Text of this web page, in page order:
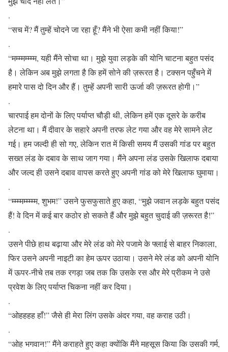
.
“सच में? मैं तुम्हें चोदने जा रहा हूँ? मैंने भी ऐसा कभी नहीं किया!”
.
“मम्म्मम्म्म्म, यही मैंने सोचा था। मुझे युवा लड़के की योनि चाटना बहुत पसंद
है। लेकिन अब मुझे लगता है कि हमें सोने की ज़रूरत है। टक्सन पहुँचने में
हमारे पास दो दिन और हैं। तुम्हें अपनी सारी ऊर्जा की ज़रूरत होगी।”
.
चारपाई हम दोनों के लिए पर्याप्त चौड़ी थी, लेकिन हमें एक दूसरे के करीब
लेटना था। मैं दीवार के सहारे अपनी तरफ लेट गया और वह मेरे सामने लेट
गई। हम जल्दी ही सो गए, लेकिन रात में किसी समय मैं उसकी गांड पर बहुत
सख्त लंड के दबाव के साथ जाग गया। मैंने अपना लंड उसके खिलाफ दबाया
और जल्द ही उसने दबाव वापस करते हुए अपनी गांड को मेरे खिलाफ घुमाया।
.
“म्म्म्मम्म्म्म्म, शुभम!” उसने फुसफुसाते हुए कहा, “मुझे जवान लड़के बहुत पसंद
हैं! वे दिन में कई बार कठोर हो सकते हैं और मुझे बहुत चुदाई की ज़रूरत है!”
.
उसने पीछे हाथ बढ़ाया और मेरे लंड को मेरे पजामे के फ्लाई से बाहर निकाला,
फिर उसने अपनी नाइटी का हेम ऊपर उठाया। उसने मेरे लंड को अपनी योनि
में ऊपर-नीचे तब तक रगड़ा जब तक कि उसके रस और मेरे प्रीकम ने उसे
प्रवेश के लिए पर्याप्त चिकना नहीं कर दिया।
.
“ओहहहह हाँ!” जैसे ही मेरा लिंग उसके अंदर गया, वह कराह उठी।
.
“ओह भगवान!” मैंने कराहते हुए कहा क्योंकि मैंने महसूस किया कि उसकी गर्म,